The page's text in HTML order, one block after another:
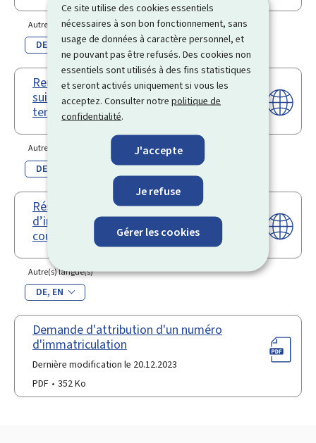
Ce site utilise des cookies essentiels
nécessaires à son bon fonctionnement, sans
usage de données à caractère personnel, et
ne pouvant pas être refusés. Des cookies non
essentiels sont utilisés à des fins statistiques
et seront activés uniquement si vous les
acceptez. Consulter notrepolitique de
confidentialité.
J'accepte
Je refuse
Gérer les cookies
Autre(s) langue(s)
DE EN
Remise en circulation d’un véhicule
suite à une mise hors circulation
temporaire
Autre(s) langue(s)
DE
Réserver un numéro
d’immatriculation (de la série
courante ou personnalisé)
Autre(s) langue(s)
DE EN
Demande d'attribution d'un numéro
d'immatriculation
Dernière modification le 20.12.2023
PDF
352 Ko